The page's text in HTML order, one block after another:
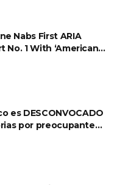
Nabs First ARIA
No. 1 With ‘American
es DESCONVOCADO
por preocupante